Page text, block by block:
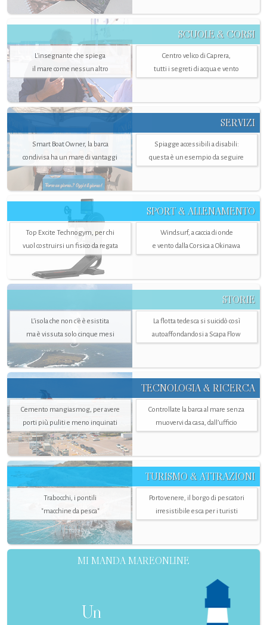
SCUOLE & CORSI
L'insegnante che spiega
il mare come nessun altro
Centro velico di Caprera,
tutti i segreti di acqua e vento
SERVIZI
Smart Boat Owner, la barca
condivisa ha un mare di vantaggi
Spiagge accessibili a disabili:
questa è un esempio da seguire
SPORT & ALLENAMENTO
Top Excite Technogym, per chi
vuol costruirsi un fisico da regata
Windsurf, a caccia di onde
e vento dalla Corsica a Okinawa
STORIE
L’isola che non c'è è esistita
ma è vissuta solo cinque mesi
La flotta tedesca si suicidò così
autoaffondandosi a Scapa Flow
TECNOLOGIA & RICERCA
Cemento mangiasmog, per avere
porti più puliti e meno inquinati
Controllate la barca al mare senza
muovervi da casa, dall’ufficio
TURISMO & ATTRAZIONI
Trabocchi, i pontili
"macchine da pesca"
Portovenere, il borgo di pescatori
irresistibile esca per i turisti
MI MANDA MAREONLINE
Un